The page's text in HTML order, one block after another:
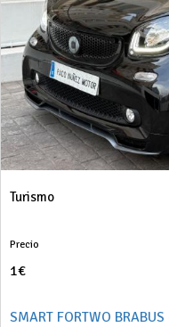
Turismo
Precio
1€
SMART FORTWO